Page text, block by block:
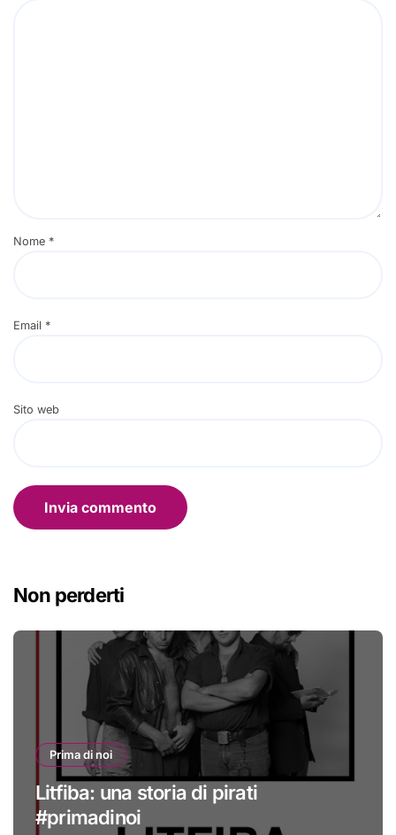
Nome *
Email *
Sito web
Non perderti
Prima di noi
Litfiba: una storia di pirati
#primadinoi